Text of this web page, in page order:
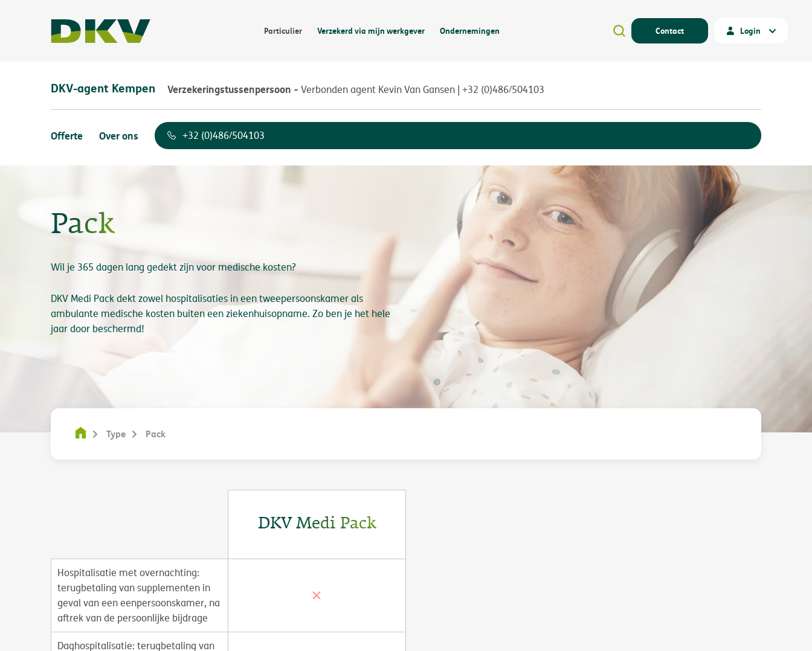
Particulier Verzekerd via mijn werkgever Ondernemingen Contact Login
DKV-agent Kempen Verzekeringstussenpersoon Verbonden agent Kevin Van Gansen | +32 (0)486/504103
Offerte Over ons +32 (0)486/504103
Pack
Wil je 365 dagen lang gedekt zijn voor medische kosten?
DKV Medi Pack dekt zowel hospitalisaties in een tweepersoonskamer als
ambulante medische kosten buiten een ziekenhuisopname. Zo ben je het hele
jaar door beschermd!
Type Pack
DKV Medi Pack
Hospitalisatie met overnachting:
terugbetaling van supplementen in
geval van een eenpersoonskamer, na
aftrek van de persoonlijke bijdrage
Daghospitalisatie: terugbetaling van